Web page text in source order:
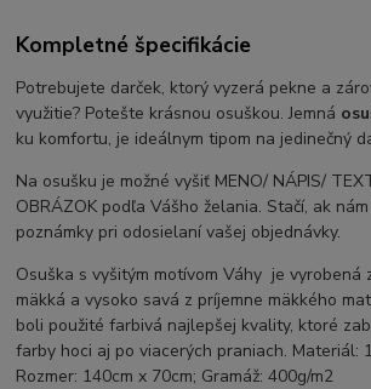
Kompletné špecifikácie
Potrebujete darček, ktorý vyzerá pekne a
využitie? Potešte krásnou osuškou. Jemná
ku komfortu, je ideálnym tipom na jedinečný
Na osušku je možné vyšiť MENO/ NÁPIS/
OBRÁZOK podľa Vášho želania. Stačí, ak
poznámky pri odosielaní vašej objednávky.
Osuška s vyšitým motívom Váhy je vyrobená
mäkká a vysoko savá z príjemne mäkkého
boli použité farbivá najlepšej kvality, ktoré
farby hoci aj po viacerých praniach. Materiál:
Rozmer: 140cm x 70cm; Gramáž: 400g/m2